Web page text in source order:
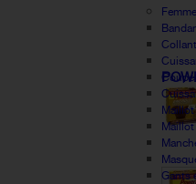
Femme
Gants